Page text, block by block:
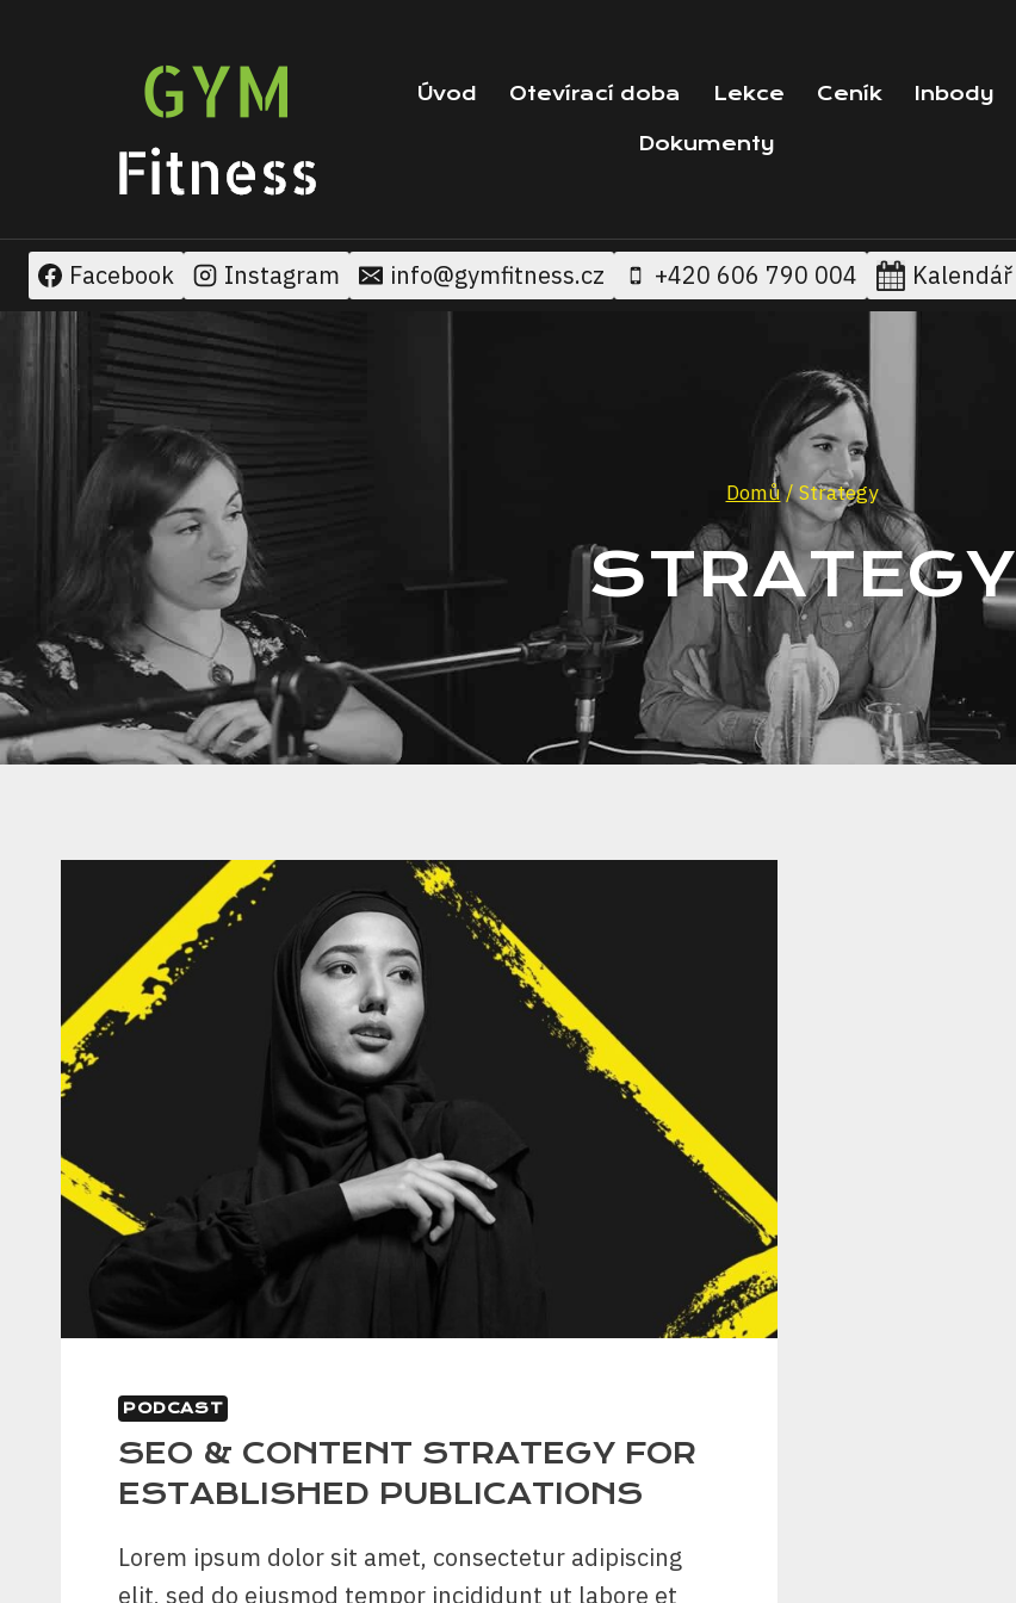
Úvod Otevírací doba Lekce Ceník Inbody
Dokumenty
Facebook Instagram info@gymfitness.cz +420 606 790 004
Domů/ Strategy
STRATEGY
PODCAST
SEO & CONTENT STRATEGY FOR
ESTABLISHED PUBLICATIONS
Lorem ipsum dolor sit amet, consectetur adipiscing
elit, sed do eiusmod tempor incididunt ut labore et